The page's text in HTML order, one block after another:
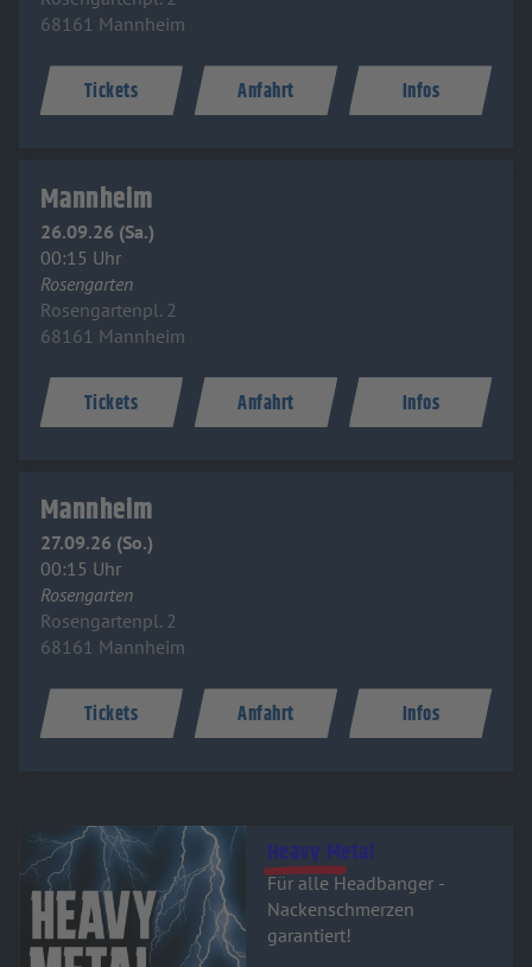
68161 Mannheim
Tickets Anfahrt Infos
Mannheim
26.09.26 (Sa.)
00:15 Uhr
Rosengarten
Rosengartenpl. 2
68161 Mannheim
Tickets Anfahrt Infos
Mannheim
27.09.26 (So.)
00:15 Uhr
Rosengarten
Rosengartenpl. 2
68161 Mannheim
Tickets Anfahrt Infos
Audiotitel - Heavy Metal Heavy Metal
Für alle Headbanger -
Nackenschmerzen
garantiert!